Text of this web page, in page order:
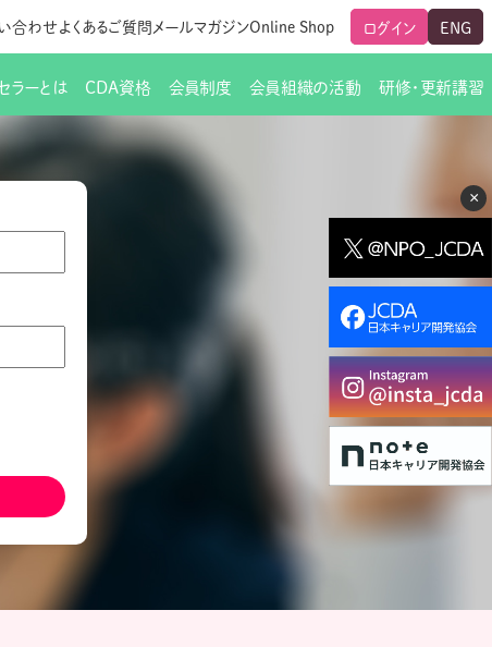
×
合わせよくあるご質問 メールマガジンOnline Shop ログイン ENG
挨拶
人生すごろく金の糸
ル配信サービス
ラーとは CDA資格 会員制度
ト
制度
表記
会員組織の活動
流会の座長一覧 研究会・啓発交流会の活動報告
研修・更新講習
必要書類ダウンロード（ピアトレ）